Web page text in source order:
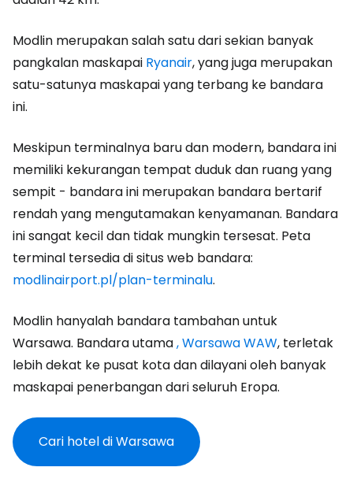
Modlin merupakan salah satu dari sekian banyak
pangkalan maskapai Ryanair, yang juga merupakan
satu-satunya maskapai yang terbang ke bandara
ini.
Meskipun terminalnya baru dan modern, bandara ini
memiliki kekurangan tempat duduk dan ruang yang
sempit - bandara ini merupakan bandara bertarif
rendah yang mengutamakan kenyamanan. Bandara
ini sangat kecil dan tidak mungkin tersesat. Peta
terminal tersedia di situs web bandara:
modlinairport.pl/plan-terminalu.
Modlin hanyalah bandara tambahan untuk
Warsawa. Bandara utama, Warsawa WAW, terletak
lebih dekat ke pusat kota dan dilayani oleh banyak
maskapai penerbangan dari seluruh Eropa.
Cari hotel di Warsawa